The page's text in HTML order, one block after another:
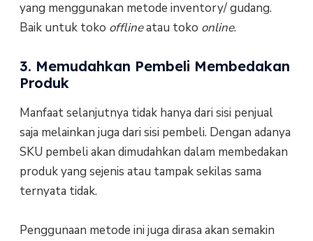
yang menggunakan metode inventory/ gudang.
Baik untuk toko offlineatau toko online.
3. Memudahkan Pembeli Membedakan
Produk
Manfaat selanjutnya tidak hanya dari sisi penjual
saja melainkan juga dari sisi pembeli. Dengan adanya
SKU pembeli akan dimudahkan dalam membedakan
produk yang sejenis atau tampak sekilas sama
ternyata tidak.
Penggunaan metode ini juga dirasa akan semakin